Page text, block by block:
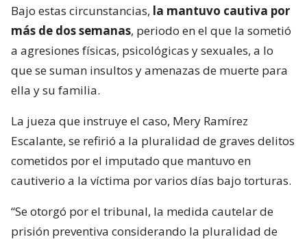
Bajo estas circunstancias, la mantuvo cautiva por
más de dos semanas, periodo en el que la sometió
a agresiones físicas, psicológicas y sexuales, a lo
que se suman insultos y amenazas de muerte para
ella y su familia.
La jueza que instruye el caso, Mery Ramírez
Escalante, se refirió a la pluralidad de graves delitos
cometidos por el imputado que mantuvo en
cautiverio a la víctima por varios días bajo torturas.
“Se otorgó por el tribunal, la medida cautelar de
prisión preventiva considerando la pluralidad de